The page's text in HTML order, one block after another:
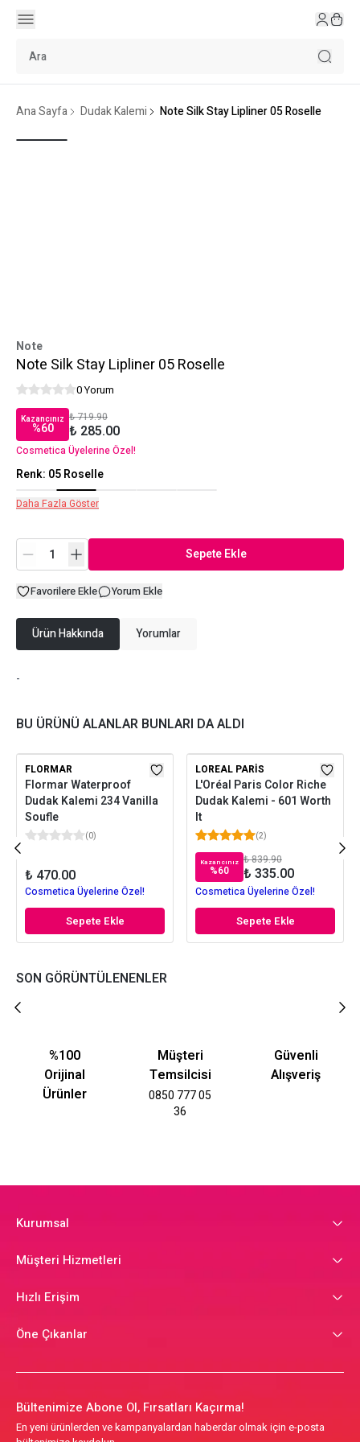
Ana Sayfa Dudak Kalemi Note Silk Stay Lipliner 05 Roselle
Note
Note Silk Stay Lipliner 05 Roselle
0 Yorum
Kazancınız
%60
₺ 719.90
₺ 285.00
Cosmetica Üyelerine Özel!
Renk: 05 Roselle
Daha Fazla Göster
Sepete Ekle
Favorilere Ekle Yorum Ekle
Ürün Hakkında Yorumlar
-
BU ÜRÜNÜ ALANLAR BUNLARI DA ALDI
FLORMAR
Flormar Waterproof
Dudak Kalemi 234 Vanilla
Soufle
(0)
₺ 470.00
Cosmetica Üyelerine Özel!
Sepete Ekle
LOREAL PARIS
L'Oréal Paris Color Riche
Dudak Kalemi - 601 Worth
It
(2)
Kazancınız
%60
₺ 839.90
₺ 335.00
Cosmetica Üyelerine Özel!
Sepete Ekle
SON GÖRÜNTÜLENENLER
%100
Orijinal
Ürünler
Müşteri
Temsilcisi
0850 777 05
36
Güvenli
Alışveriş
Kurumsal
Müşteri Hizmetleri
Hızlı Erişim
Öne Çıkanlar
Bültenimize Abone Ol, Fırsatları Kaçırma!
En yeni ürünlerden ve kampanyalardan haberdar olmak için e-posta